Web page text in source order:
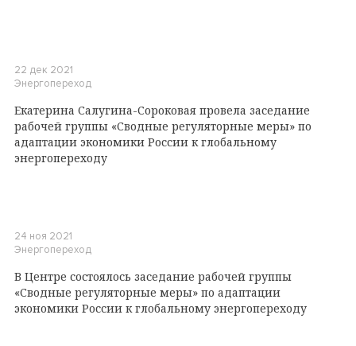
22 дек 2021
Энергопереход
Екатерина Салугина-Сороковая провела заседание
рабочей группы «Сводные регуляторные меры» по
адаптации экономики России к глобальному
энергопереходу
24 ноя 2021
Энергопереход
В Центре состоялось заседание рабочей группы
«Сводные регуляторные меры» по адаптации
экономики России к глобальному энергопереходу